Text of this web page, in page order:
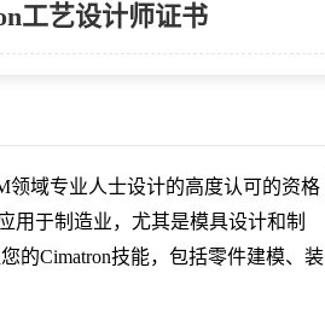
工艺设计师证书
领域专业人士设计的高度认可的资格
用于制造业，尤其是模具设计和制
的Cimatron技能，包括零件建模、装